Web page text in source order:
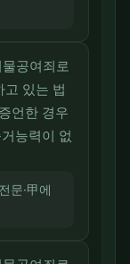
공여죄로
고 있는 법
언한 경우
능력이 없
문·甲에